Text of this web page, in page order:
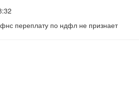
переплату по ндфл не признает